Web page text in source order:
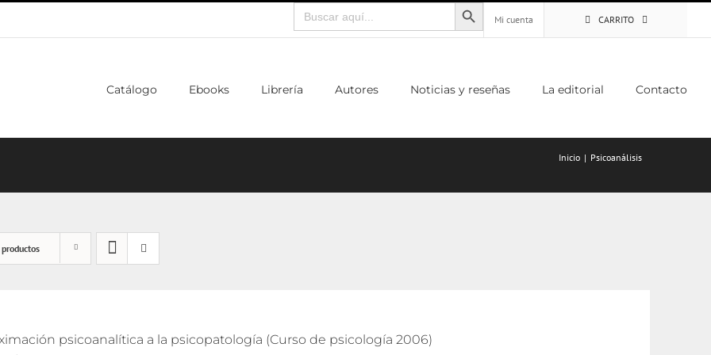
Buscar:
Mi cuenta
CARRITO
Catálogo Ebooks Librería Autores Noticias y reseñas La editorial Contacto
Inicio Psicoanálisis
psicoanalítica a la psicopatología (Curso de psicología 2006)